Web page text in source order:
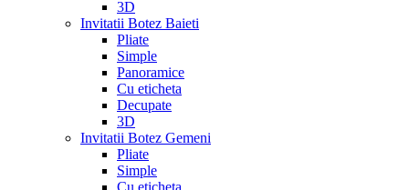
3D
Invitatii Botez Baieti
Pliate
Simple
Panoramice
Cu eticheta
Decupate
3D
Invitatii Botez Gemeni
Pliate
Simple
Cu eticheta